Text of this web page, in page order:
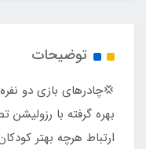
دارد
توضیحات
​​​​💢چادرهای بازی دو
بهره گرفته با
ارتباط هرچه بهتر